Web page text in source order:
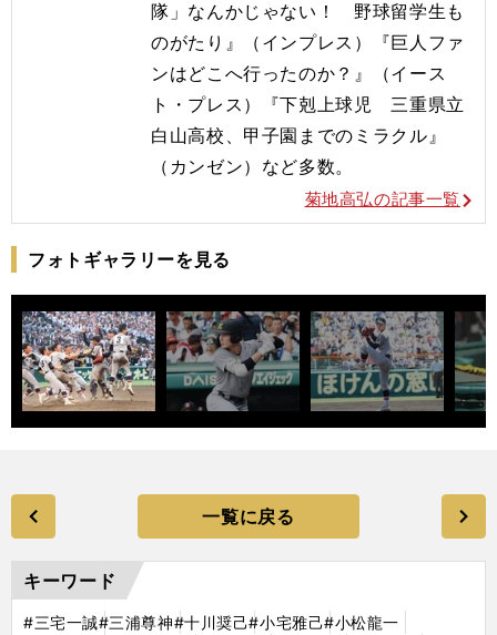
隊」なんかじゃない！ 野球留学生も
のがたり』（インプレス）『巨人ファ
ンはどこへ行ったのか？』（イース
ト・プレス）『下剋上球児 三重県立
白山高校、甲子園までのミラクル』
（カンゼン）など多数。
菊地高弘の記事一覧
フォトギャラリーを見る
一覧に戻る
キーワード
#三宅一誠#三浦尊神#十川奨己#小宅雅己#小松龍一